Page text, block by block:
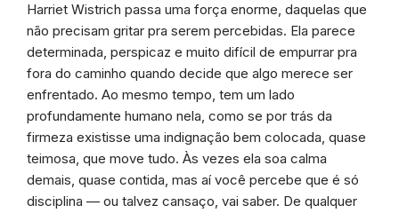
Harriet Wistrich passa uma força enorme, daquelas que
não precisam gritar pra serem percebidas. Ela parece
determinada, perspicaz e muito difícil de empurrar pra
fora do caminho quando decide que algo merece ser
enfrentado. Ao mesmo tempo, tem um lado
profundamente humano nela, como se por trás da
firmeza existisse uma indignação bem colocada, quase
teimosa, que move tudo. Às vezes ela soa calma
demais, quase contida, mas aí você percebe que é só
disciplina — ou talvez cansaço, vai saber. De qualquer